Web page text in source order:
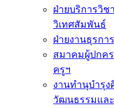
ฝ่ายบริการวิช
วิเทศสัมพันธ์
ฝ่ายงานธุรกา
สมาคมผู้ปกค
ครูฯ
งานทำนุบำรุง
วัฒนธรรมแล